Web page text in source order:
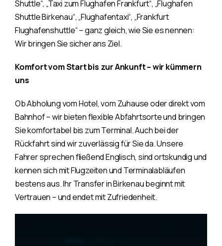
Shuttle“, „Taxi zum Flughafen Frankfurt“, „Flughafen
Shuttle Birkenau“, „Flughafentaxi“, „Frankfurt
Flughafenshuttle“ – ganz gleich, wie Sie es nennen:
Wir bringen Sie sicher ans Ziel.
Komfort vom Start bis zur Ankunft – wir kümmern
uns
Ob Abholung vom Hotel, vom Zuhause oder direkt vom
Bahnhof – wir bieten flexible Abfahrtsorte und bringen
Sie komfortabel bis zum Terminal. Auch bei der
Rückfahrt sind wir zuverlässig für Sie da. Unsere
Fahrer sprechen fließend Englisch, sind ortskundig und
kennen sich mit Flugzeiten und Terminalabläufen
bestens aus. Ihr Transfer in Birkenau beginnt mit
Vertrauen – und endet mit Zufriedenheit.